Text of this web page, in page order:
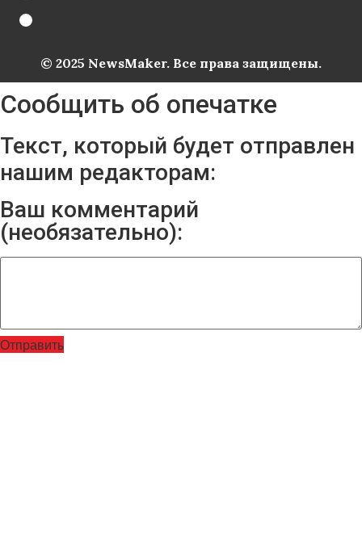
© 2025 NewsMaker. Все права защищены.
Сообщить об опечатке
Текст, который будет отправлен
нашим редакторам:
Ваш комментарий
(необязательно):
Отправить